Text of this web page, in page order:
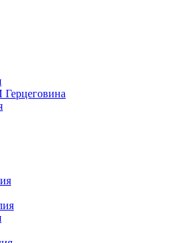
Герцеговина